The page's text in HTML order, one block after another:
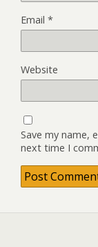
Email *
Website
Save my name,
next time I